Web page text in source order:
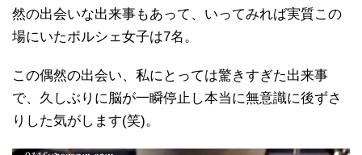
然の出会いな出来事もあって、いってみれば実質この
場にいたポルシェ女子は7名。
この偶然の出会い、私にとっては驚きすぎた出来事
で、久しぶりに脳が一瞬停止し本当に無意識に後ずさ
りした気がします(笑)。